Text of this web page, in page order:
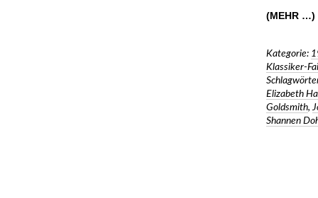
(MEHR …)
Kategorie:
Klassiker-
Elizabeth
Goldsmith,
Shannen